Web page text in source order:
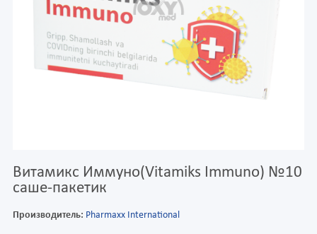
Витамикс Иммуно(Vitamiks Immuno) №10
саше-пакетик
Производитель: Pharmaxx International